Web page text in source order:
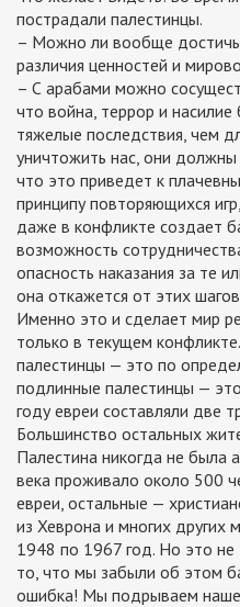
пострадали палестинцы.
– Можно ли вообще достичь
различия ценностей и
– С арабами можно
что война, террор и
тяжелые последствия, чем
уничтожить нас, они
что это приведет к
принципу повторяющихся
даже в конфликте создает
возможность
опасность наказания за те
она откажется от этих
Именно это и сделает мир
только в текущем
палестинцы — это по
подлинные палестинцы —
году евреи составляли две
Большинство остальных
Палестина никогда не была
века проживало около 500
евреи, остальные —
из Хеврона и многих других
1948 по 1967 год. Но это не
то, что мы забыли об этом
ошибка! Мы подрываем наше